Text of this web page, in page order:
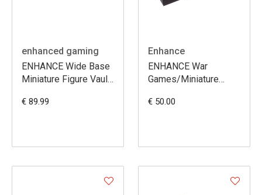
enhanced gaming
ENHANCE Wide Base
Miniature Figure Vault
Custom Foam Tray
€ 89.99
Enhance
ENHANCE War
Games/Miniature
€ 50.00